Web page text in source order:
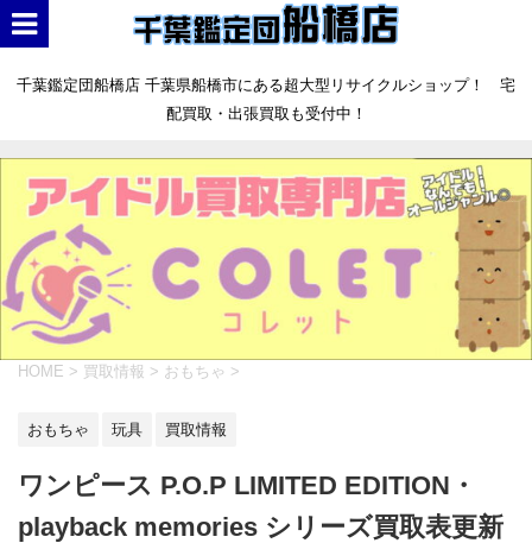
千葉鑑定団船橋店 千葉県船橋市にある超大型リサイクルショップ！ 宅
配買取・出張買取も受付中！
HOME > 買取情報 > おもちゃ >
おもちゃ 玩具 買取情報
ワンピース P.O.P LIMITED EDITION・
playback memories シリーズ買取表更新